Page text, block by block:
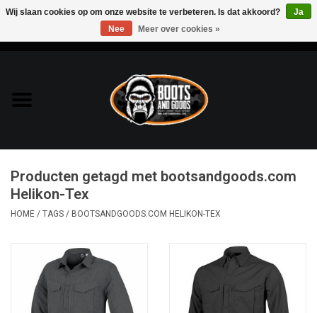
Bags & Packs
Bescherming
Kleding
Messen & Multitools
Schoenen
Producten getagd met bootsandgoods.com
Helikon-Tex
HOME / TAGS / BOOTSANDGOODS.COM HELIKON-TEX
Wij slaan cookies op om onze website te verbeteren. Is dat akkoord?
Ja
Nee
Meer over cookies »